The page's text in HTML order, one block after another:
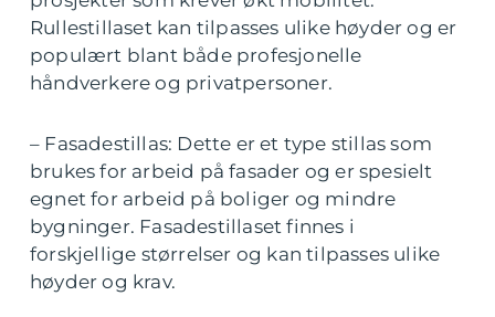
Rullestillaset kan tilpasses ulike høyder og er
populært blant både profesjonelle
håndverkere og privatpersoner.
– Fasadestillas: Dette er et type stillas som
brukes for arbeid på fasader og er spesielt
egnet for arbeid på boliger og mindre
bygninger. Fasadestillaset finnes i
forskjellige størrelser og kan tilpasses ulike
høyder og krav.